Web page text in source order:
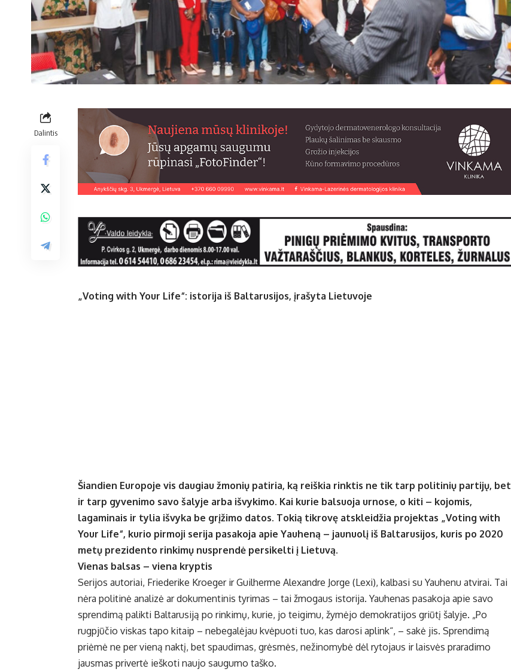
Dalintis
„Voting with Your Life“: istorija iš Baltarusijos, įrašyta Lietuvoje
Šiandien Europoje vis daugiau žmonių patiria, ką reiškia rinktis ne tik tarp politinių partijų, bet
ir tarp gyvenimo savo šalyje arba išvykimo. Kai kurie balsuoja urnose, o kiti – kojomis,
lagaminais ir tylia išvyka be grįžimo datos. Tokią tikrovę atskleidžia projektas „Voting with
Your Life“, kurio pirmoji serija pasakoja apie Yauheną – jaunuolį iš Baltarusijos, kuris po 2020
metų prezidento rinkimų nusprendė persikelti į Lietuvą.
Vienas balsas – viena kryptis
Serijos autoriai, Friederike Kroeger ir Guilherme Alexandre Jorge (Lexi), kalbasi su Yauhenu atvirai. Tai
nėra politinė analizė ar dokumentinis tyrimas – tai žmogaus istorija. Yauhenas pasakoja apie savo
sprendimą palikti Baltarusiją po rinkimų, kurie, jo teigimu, žymėjo demokratijos griūtį šalyje. „Po
rugpjūčio viskas tapo kitaip – nebegalėjau kvėpuoti tuo, kas darosi aplink“, – sakė jis. Sprendimą
priėmė ne per vieną naktį, bet spaudimas, grėsmės, nežinomybė dėl rytojaus ir laisvės praradimo
jausmas privertė ieškoti naujo saugumo taško.